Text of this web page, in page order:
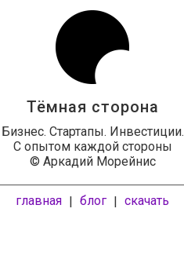
Тёмная сторона
Бизнес. Стартапы. Инвестиции.
С опытом каждой стороны
© Аркадий Морейнис
главная | блог | скачать